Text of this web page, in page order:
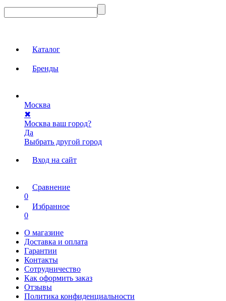
Каталог
Бренды
Москва
✖
Москва ваш город?
Да
Выбрать другой город
Вход на сайт
Сравнение
0
Избранное
0
О магазине
Доставка и оплата
Гарантии
Контакты
Сотрудничество
Как оформить заказ
Отзывы
Политика конфиденциальности